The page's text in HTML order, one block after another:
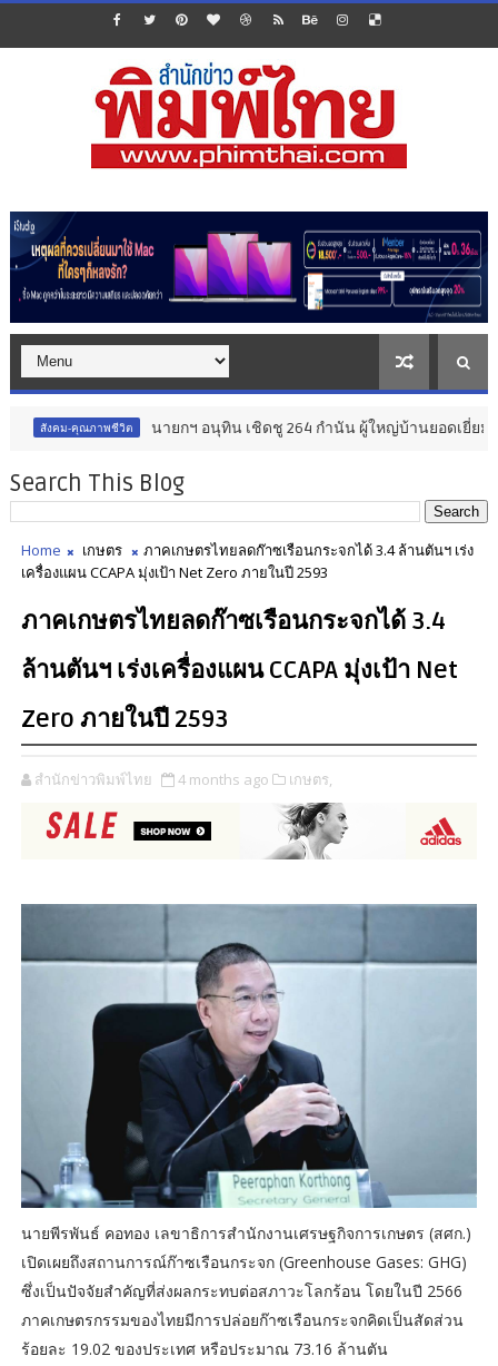
าพชีวิต นายกฯ อนุทิน เชิดชู 264 กำนัน ผู้ใหญ่บ้านยอดเยี่ยม มอบแหนบทอง
Search This Blog
Home เกษตร
ภาคเกษตรไทยลดก๊าซเรือนกระจกได้ 3.4 ล้านตันฯ เร่ง
เครื่องแผน CCAPA มุ่งเป้า Net Zero ภายในปี 2593
ภาคเกษตรไทยลดก๊าซเรือนกระจกได้ 3.4
ล้านตันฯ เร่งเครื่องแผน CCAPA มุ่งเป้า Net
Zero ภายในปี 2593
สำนักข่าวพิมพ์ไทย 4 months ago เกษตร,
นายพีรพันธ์ คอทอง เลขาธิการสำนักงานเศรษฐกิจการเกษตร (สศก.)
เปิดเผยถึงสถานการณ์ก๊าซเรือนกระจก (Greenhouse Gases: GHG)
ซึ่งเป็นปัจจัยสำคัญที่ส่งผลกระทบต่อสภาวะโลกร้อน โดยในปี 2566
ภาคเกษตรกรรมของไทยมีการปล่อยก๊าซเรือนกระจกคิดเป็นสัดส่วน
ร้อยละ 19.02 ของประเทศ หรือประมาณ 73.16 ล้านตัน